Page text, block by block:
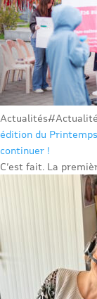
Actualités
édition du
continuer !
C’est fait. La